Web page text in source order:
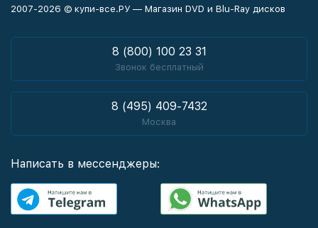
2007-2026 © купи-все.РУ — Магазин DVD и Blu-Ray дисков
8 (800) 100 23 31
Звонок бесплатный
8 (495) 409-7432
Москва
Написать в мессенджеры: